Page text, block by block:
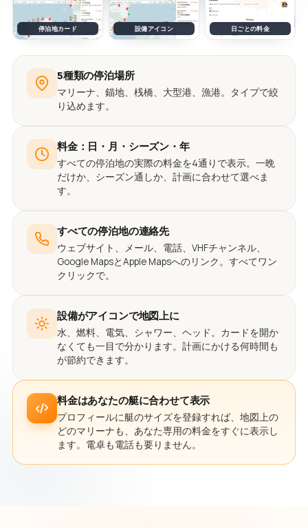
停泊地カード 設備アイコン 日ごとの料金
5種類の停泊場所
マリーナ、錨地、桟橋、大型港、漁港。タイプで絞
り込めます。
料金：日・月・シーズン・年
すべての停泊地の実際の料金を4通りで表示。一晩
だけか、シーズン通しか、計画に合わせて選べま
す。
すべての停泊地の連絡先
ウェブサイト、メール、電話、VHFチャンネル、
Google MapsとApple Mapsへのリンク。すべてワン
クリックで。
設備がアイコンで地図上に
水、燃料、電気、シャワー、ヘッド。カードを開か
なくても一目で分かります。計画にかける何時間も
が節約できます。
料金はあなたの艇に合わせて表示
プロフィールに艇のサイズを登録すれば、地図上の
どのマリーナも、あなた専用の料金をすぐに表示し
ます。電卓も電話も要りません。